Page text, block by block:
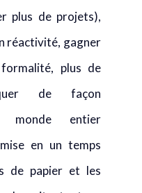
plus de projets),
réactivité, gagner
plus de
de façon
monde entier
en un temps
de papier et les